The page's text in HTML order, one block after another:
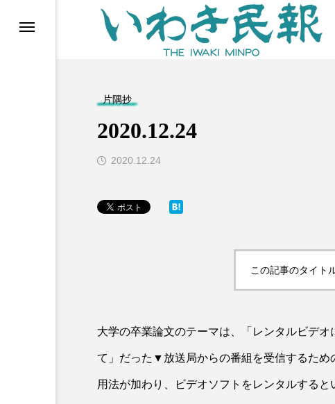
片隅抄
2020.12.24
2020.12.24
この記事のタイト
大学の卒業論文のテーマは、「レンタルビデ
て」だった▼放送局からの番組を受信するため
用法が加わり、ビデオソフトをレンタルする